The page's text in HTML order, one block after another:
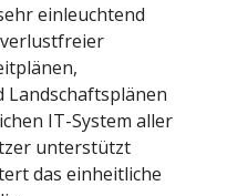
einleuchtend
Landschaftsplänen
IT-System aller
unterstützt
das einheitliche